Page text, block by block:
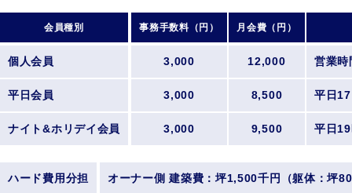
会員種別 事務手数料（円） 月会費（円）
個人会員 3,000 12,000 営業時
平日会員 3,000 8,500 平日
ナイト&ホリデイ会員 3,000 9,500 平日
ハード費用分担 オーナー側 建築費：坪1,500千円（躯体：坪